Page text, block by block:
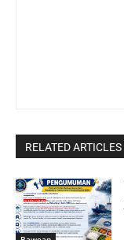
RELATED ARTICLES